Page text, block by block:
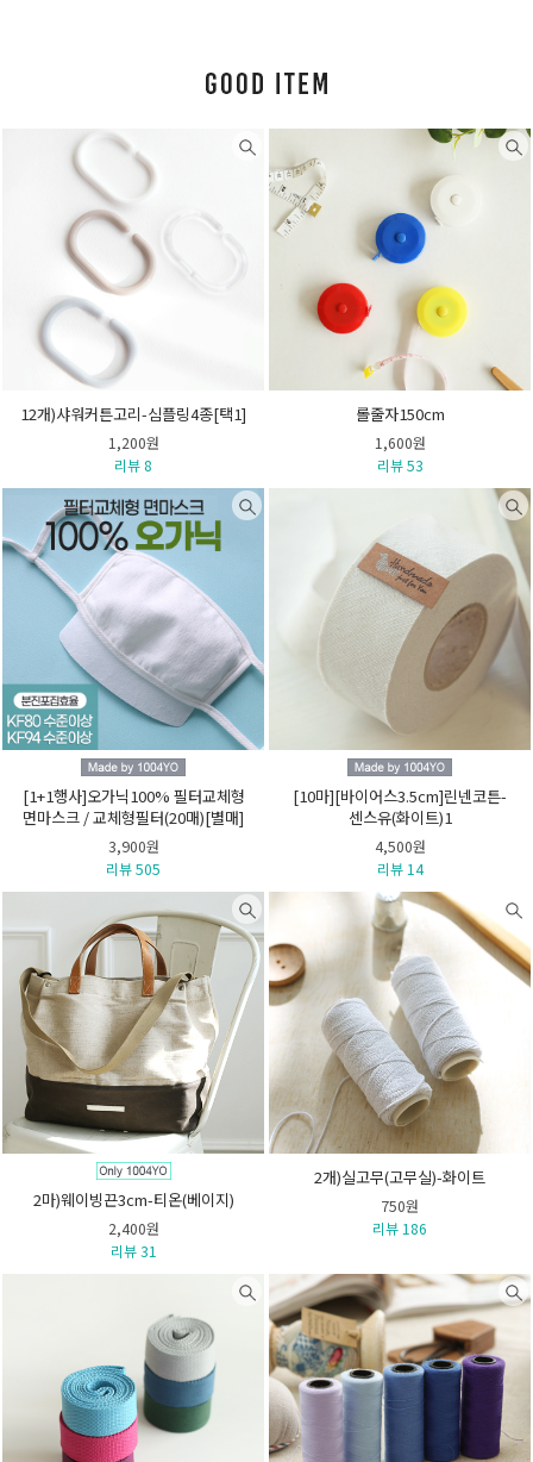
12개)샤워커튼고리-심플링4종[택1]
1,200원
리뷰 8
롤줄자150cm
1,600원
리뷰 53
[1+1행사]오가닉100% 필터교체형
면마스크 / 교체형필터(20매)[별매]
3,900원
리뷰 505
[10마][바이어스3.5cm]린넨코튼-
센스유(화이트)1
4,500원
리뷰 14
2마)웨이빙끈3cm-티온(베이지)
2,400원
리뷰 31
2개)실고무(고무실)-화이트
750원
리뷰 186